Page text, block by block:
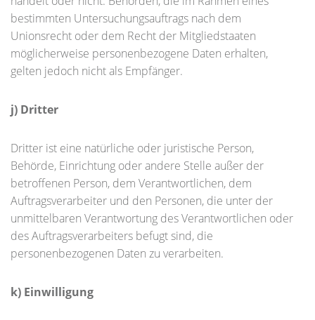
bestimmten Untersuchungsauftrags nach dem
Unionsrecht oder dem Recht der Mitgliedstaaten
möglicherweise personenbezogene Daten erhalten,
gelten jedoch nicht als Empfänger.
j) Dritter
Dritter ist eine natürliche oder juristische Person,
Behörde, Einrichtung oder andere Stelle außer der
betroffenen Person, dem Verantwortlichen, dem
Auftragsverarbeiter und den Personen, die unter der
unmittelbaren Verantwortung des Verantwortlichen oder
des Auftragsverarbeiters befugt sind, die
personenbezogenen Daten zu verarbeiten.
k) Einwilligung